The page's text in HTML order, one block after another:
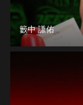
籔中 謙佑